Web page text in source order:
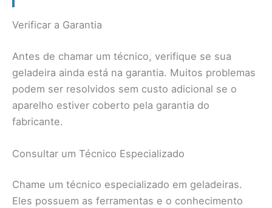
Verificar a Garantia
Antes de chamar um técnico, verifique se sua
geladeira ainda está na garantia. Muitos problemas
podem ser resolvidos sem custo adicional se o
aparelho estiver coberto pela garantia do
fabricante.
Consultar um Técnico Especializado
Chame um técnico especializado em geladeiras.
Eles possuem as ferramentas e o conhecimento